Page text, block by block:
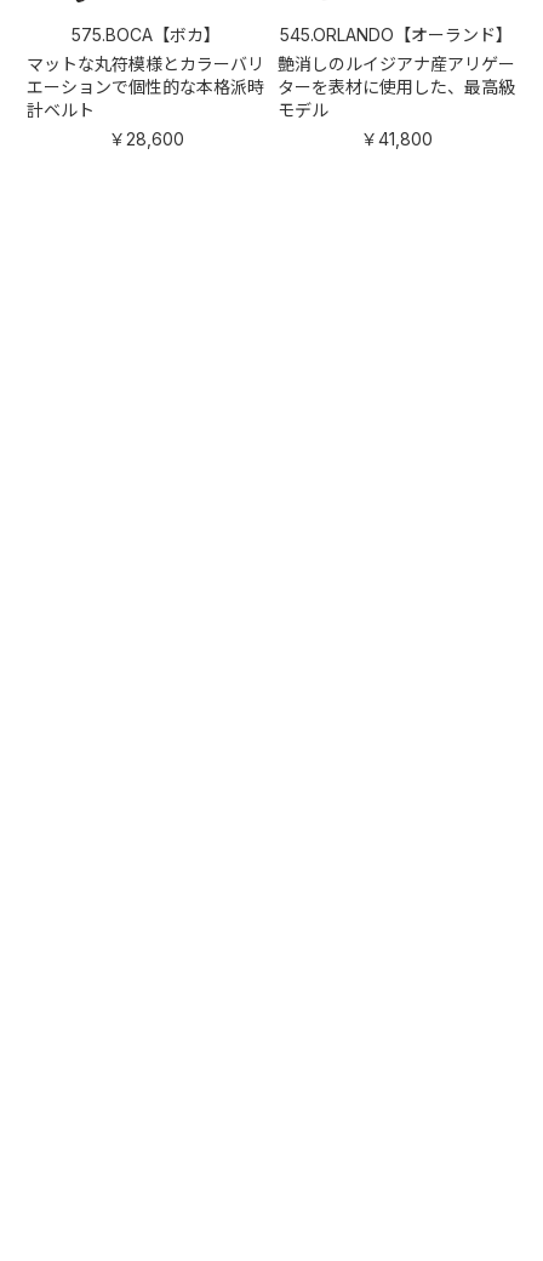
575.BOCA【ボカ】
マットな丸符模様とカラーバリ
エーションで個性的な本格派時
計ベルト
￥28,600
545.ORLANDO【オーランド】
艶消しのルイジアナ産アリゲー
ターを表材に使用した、最高級
モデル
￥41,800